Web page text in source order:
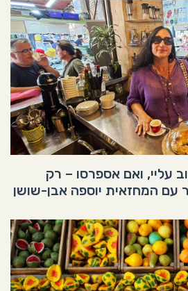
עליי, ואם אספרסו – רק
עם המחזאית יוספה אבן-שושן